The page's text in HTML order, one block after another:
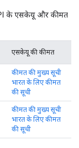
के एसकेयू और कीमत
एसकेयू की कीमत
कीमत की मुख्य सूची
भारत के लिए कीमत
की सूची
कीमत की मुख्य सूची
भारत के लिए कीमत
की सूची